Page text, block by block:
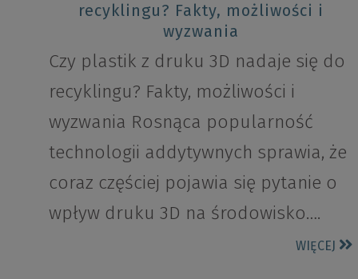
recyklingu? Fakty, możliwości i
wyzwania
Czy plastik z druku 3D nadaje się do
recyklingu? Fakty, możliwości i
wyzwania Rosnąca popularność
technologii addytywnych sprawia, że
coraz częściej pojawia się pytanie o
wpływ druku 3D na środowisko….
WIĘCEJ